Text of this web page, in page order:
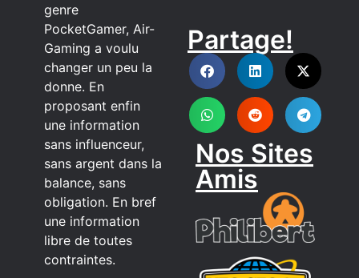
genre
PocketGamer, Air-
Gaming a voulu
changer un peu la
donne. En
proposant enfin
une information
sans influenceur,
sans argent dans la
balance, sans
obligation. En bref
une information
libre de toutes
contraintes.
DISCORD
Partage!
Nos Sites
Amis